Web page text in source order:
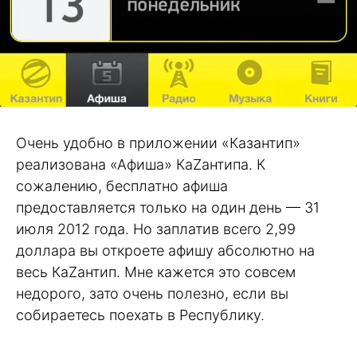
Очень удобно в приложении «Казантип»
реализована «Афиша» КаZантипа. К
сожалению, бесплатно афиша
предоставляется только на один день — 31
июля 2012 года. Но заплатив всего 2,99
доллара вы откроете афишу абсолютно на
весь КаZантип. Мне кажется это совсем
недорого, зато очень полезно, если вы
собираетесь поехать в Республику.